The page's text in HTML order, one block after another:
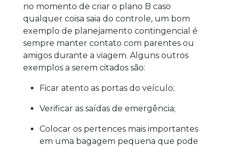
no momento de criar o plano B caso
qualquer coisa saia do controle, um bom
exemplo de planejamento contingencial é
sempre manter contato com parentes ou
amigos durante a viagem. Alguns outros
exemplos a serem citados são:
Ficar atento as portas do veículo;
Verificar as saídas de emergência;
Colocar os pertences mais importantes
em uma bagagem pequena que pode